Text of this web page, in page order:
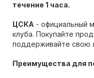
течение 1 часа.
ЦСКА - официальный
клуба. Покупайте
поддерживайте свою
Преимущества для